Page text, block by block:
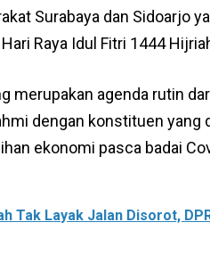
Surabaya dan Sidoarjo
Raya Idul Fitri 1444
merupakan agenda rutin
dengan konstituen yang
ekonomi pasca badai
Tak Layak Jalan Disorot,